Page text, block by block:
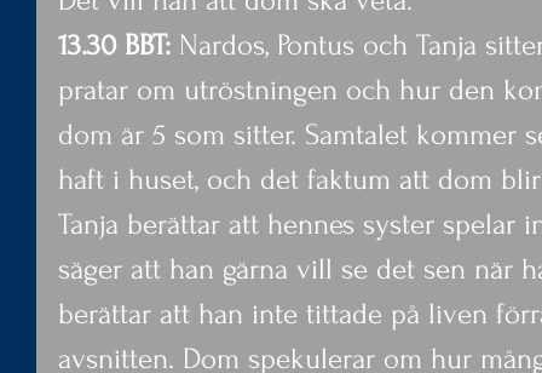
13.30 BBT: Nardos, Pontus och Tanja
pratar om utröstningen och hur den
dom är 5 som sitter. Samtalet kommer
haft i huset, och det faktum att dom
Tanja berättar att hennes syster spelar
säger att han gärna vill se det sen när
berättar att han inte tittade på liven
avsnitten. Dom spekulerar om hur